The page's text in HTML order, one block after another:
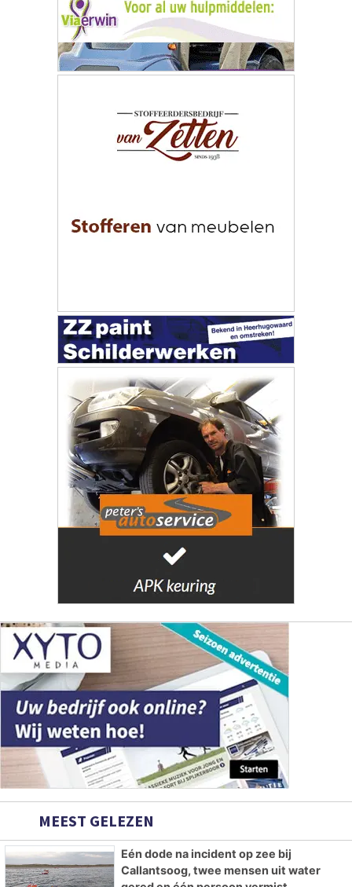
MEEST GELEZEN
Eén dode na incident op zee bij
Callantsoog, twee mensen uit water